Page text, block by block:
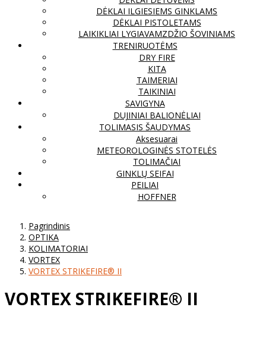
DĖKLAI ILGIESIEMS GINKLAMS
DĖKLAI PISTOLETAMS
LAIKIKLIAI LYGIAVAMZDŽIO ŠOVINIAMS
TRENIRUOTĖMS
DRY FIRE
KITA
TAIMERIAI
TAIKINIAI
SAVIGYNA
DUJINIAI BALIONĖLIAI
TOLIMASIS ŠAUDYMAS
Aksesuarai
METEOROLOGINĖS STOTELĖS
TOLIMAČIAI
GINKLŲ SEIFAI
PEILIAI
HOFFNER
Pagrindinis
OPTIKA
KOLIMATORIAI
VORTEX
VORTEX STRIKEFIRE® II
VORTEX STRIKEFIRE® II